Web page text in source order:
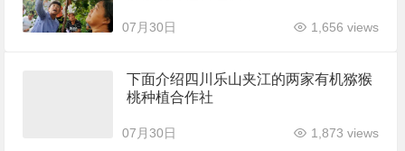
07月30日 1,656 views
下面介绍四川乐山夹江的两家有机猕猴
桃种植合作社
07月30日 1,873 views